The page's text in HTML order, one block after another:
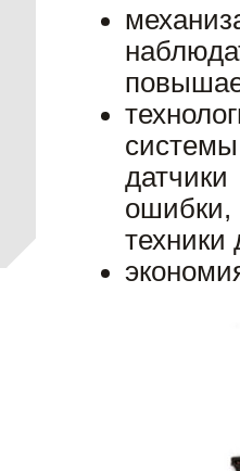
техники